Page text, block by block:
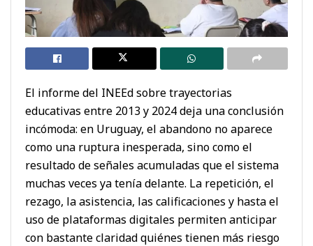
El informe del INEEd sobre trayectorias
educativas entre 2013 y 2024 deja una conclusión
incómoda: en Uruguay, el abandono no aparece
como una ruptura inesperada, sino como el
resultado de señales acumuladas que el sistema
muchas veces ya tenía delante. La repetición, el
rezago, la asistencia, las calificaciones y hasta el
uso de plataformas digitales permiten anticipar
con bastante claridad quiénes tienen más riesgo